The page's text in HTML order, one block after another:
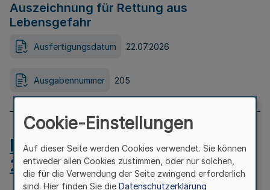
Auszeichnung für Rettung aus
Lebensgefahr
Ausfertigungsdatum 22.07.2026
Ausgabennummer 205
MB.NRW 2026 Nr. 204 vom
24.07.2026
Cookie-Einstellungen
Auf dieser Seite werden Cookies verwendet. Sie können
entweder allen Cookies zustimmen, oder nur solchen,
die für die Verwendung der Seite zwingend erforderlich
sind. Hier finden Sie die Datenschutzerklärung